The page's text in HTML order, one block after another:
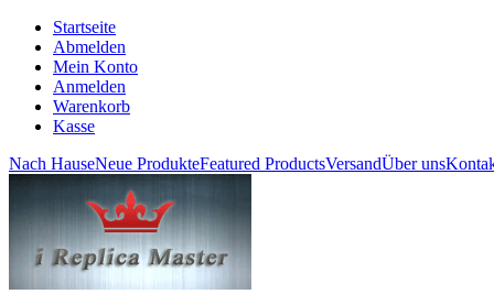
Startseite
Abmelden
Mein Konto
Anmelden
Warenkorb
Kasse
Nach HauseNeue ProdukteFeatured ProductsVersandÜber uns